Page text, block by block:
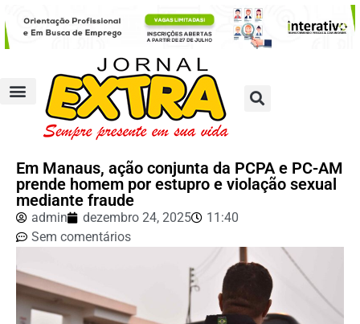
Em Manaus, ação conjunta da PCPA e PC-AM
prende homem por estupro e violação sexual
mediante fraude
admin dezembro 24, 2025
11:40
Sem comentários